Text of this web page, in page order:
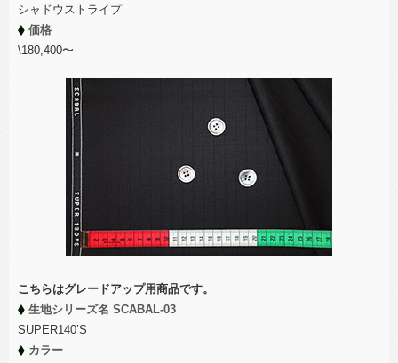
シャドウストライプ
価格
\180,400〜
こちらはグレードアップ用商品です。
生地シリーズ名 SCABAL-03
SUPER140’S
カラー